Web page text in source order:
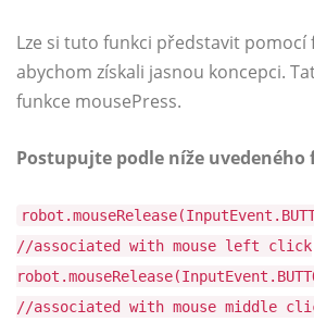
Lze si tuto funkci představit pomocí
abychom získali jasnou koncepci.
funkce mousePress.
Postupujte podle níže
//associated with mouse left click
//associated with mouse middle